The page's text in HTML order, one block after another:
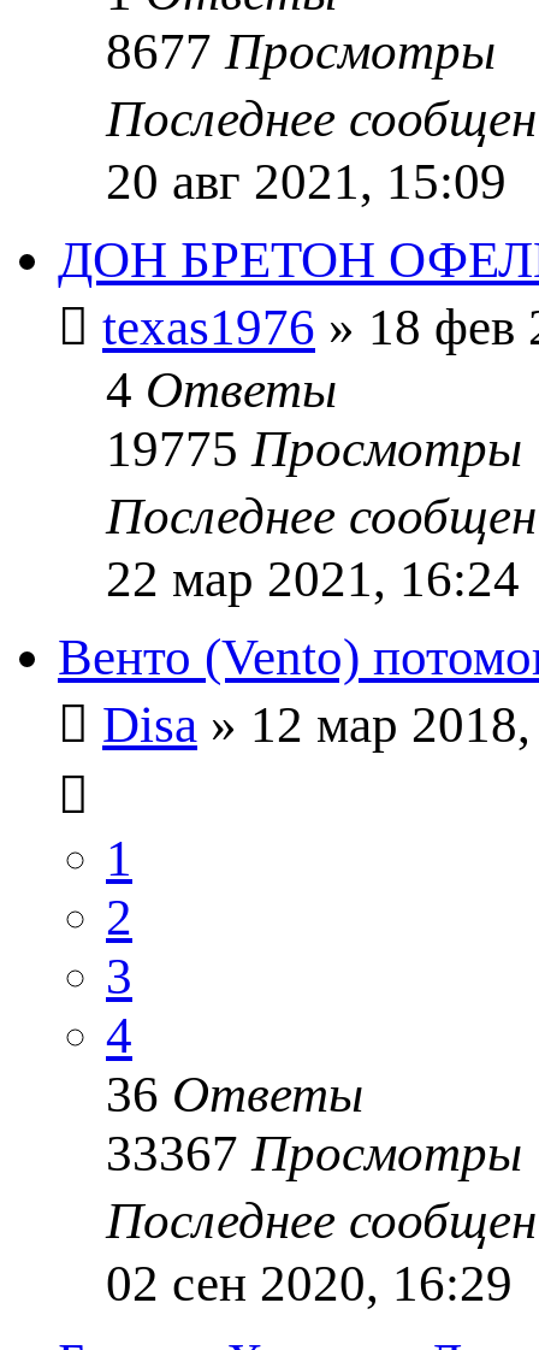
8677 Просмотры
Последнее
20 авг 2021, 15:09
ДОН БРЕТОН
texas1976 » 18 фев
4 Ответы
19775 Просмотры
Последнее
22 мар 2021, 16:24
Венто (Vento)
Disa » 12 мар
1
2
3
4
36 Ответы
33367 Просмотры
Последнее
02 сен 2020, 16:29